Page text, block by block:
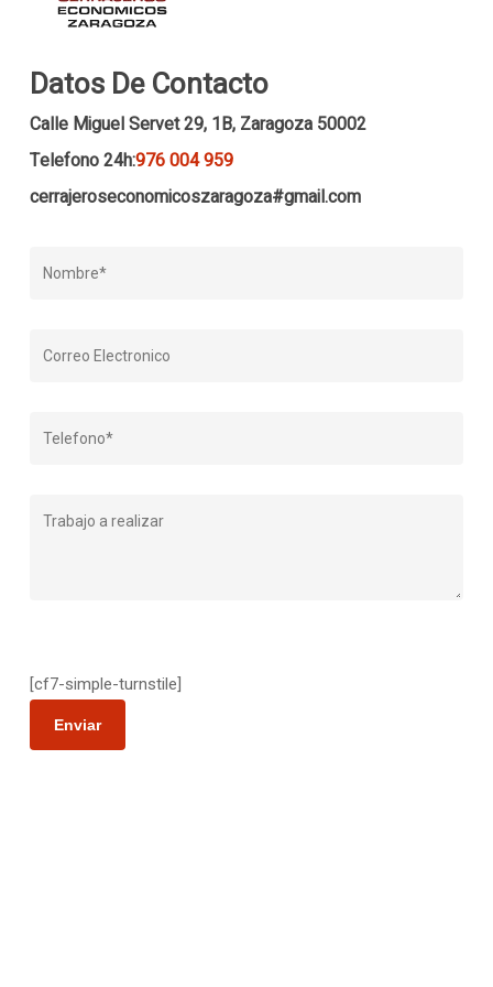
Datos De Contacto
Calle Miguel Servet 29, 1B, Zaragoza 50002
Telefono 24h:976 004 959
cerrajeroseconomicoszaragoza#gmail.com
[cf7-simple-turnstile]